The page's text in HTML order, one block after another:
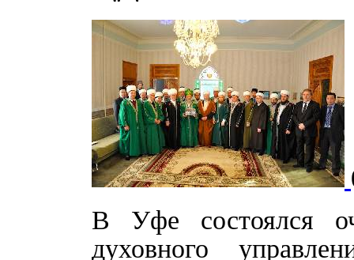
В Уфе состоялся
духовного